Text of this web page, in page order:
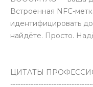
Встроенная NFC-
идентифицировать
найдёте. Просто.
ЦИТАТЫ